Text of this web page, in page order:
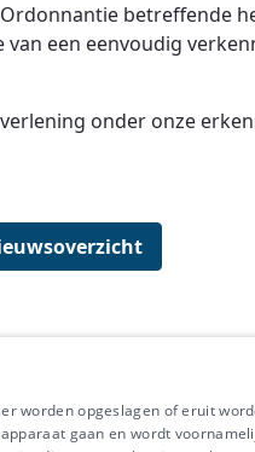
betreffende
een eenvoudig
onder onze
deel uit van Groep IDEWE
worden opgeslagen of eruit
gaan en wordt